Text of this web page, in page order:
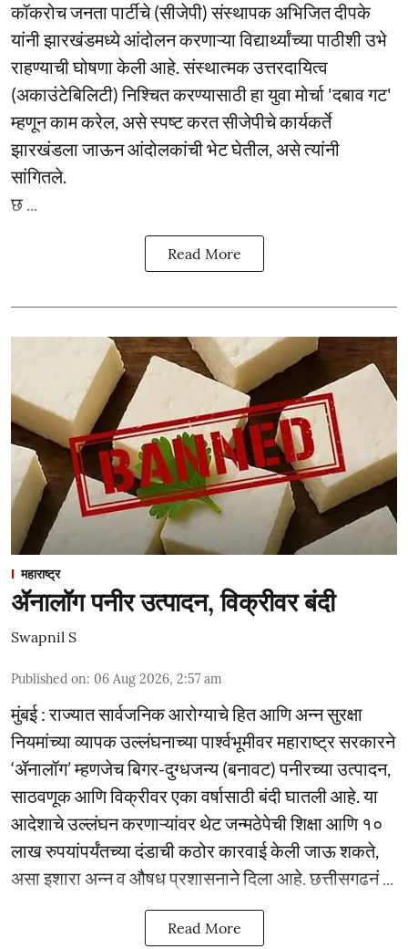
कॉकरोच जनता पार्टीचे (सीजेपी) संस्थापक अभिजित दीपके
यांनी झारखंडमध्ये आंदोलन करणाऱ्या विद्यार्थ्यांच्या पाठीशी उभे
राहण्याची घोषणा केली आहे. संस्थात्मक उत्तरदायित्व
(अकाउंटेबिलिटी) निश्चित करण्यासाठी हा युवा मोर्चा 'दबाव गट'
म्हणून काम करेल, असे स्पष्ट करत सीजेपीचे कार्यकर्ते
झारखंडला जाऊन आंदोलकांची भेट घेतील, असे त्यांनी
सांगितले.
छ ...
Read More
महाराष्ट्र
ॲनालॉग पनीर उत्पादन, विक्रीवर बंदी
Swapnil S
Published on: 06 Aug 2026, 2:57 am
मुंबई : राज्यात सार्वजनिक आरोग्याचे हित आणि अन्न सुरक्षा
नियमांच्या व्यापक उल्लंघनाच्या पार्श्वभूमीवर महाराष्ट्र सरकारने
‘ॲनालॉग’ म्हणजेच बिगर-दुग्धजन्य (बनावट) पनीरच्या उत्पादन,
साठवणूक आणि विक्रीवर एका वर्षासाठी बंदी घातली आहे. या
आदेशाचे उल्लंघन करणाऱ्यांवर थेट जन्मठेपेची शिक्षा आणि १०
लाख रुपयांपर्यंतच्या दंडाची कठोर कारवाई केली जाऊ शकते,
असा इशारा अन्न व औषध प्रशासनाने दिला आहे. छत्तीसगढनं ...
Read More